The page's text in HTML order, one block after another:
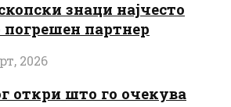
знаци најчесто
партнер
2026
откри што го очекува